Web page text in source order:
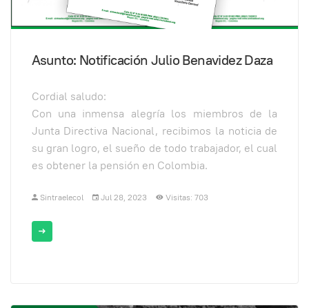
Asunto: Notificación Julio Benavidez Daza
Cordial saludo:
Con una inmensa alegría los miembros de la
Junta Directiva Nacional, recibimos la noticia de
su gran logro, el sueño de todo trabajador, el cual
es obtener la pensión en Colombia.
Sintraelecol Jul 28, 2023 Visitas: 703